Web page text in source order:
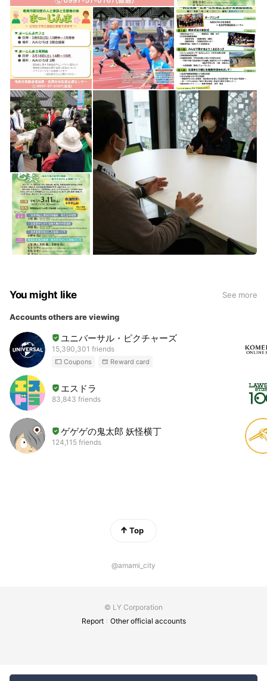
You might like See more
Accounts others are viewing
ユニバーサル・ピクチャーズ
15,390,301 friends
Coupons Reward card
エスドラ
83,843 friends
ゲゲゲの鬼太郎 妖怪横丁
124,115 friends
Top
@amami_city
© LY Corporation
Report
Other official accounts